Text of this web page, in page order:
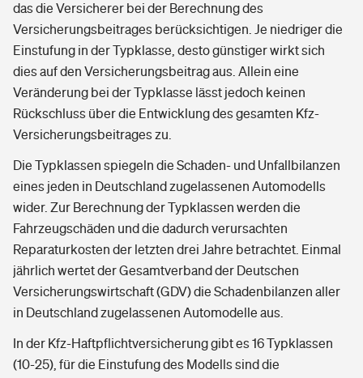
das die Versicherer bei der Berechnung des
Versicherungsbeitrages berücksichtigen. Je niedriger die
Einstufung in der Typklasse, desto günstiger wirkt sich
dies auf den Versicherungsbeitrag aus. Allein eine
Veränderung bei der Typklasse lässt jedoch keinen
Rückschluss über die Entwicklung des gesamten Kfz-
Versicherungsbeitrages zu.
Die Typklassen spiegeln die Schaden- und Unfallbilanzen
eines jeden in Deutschland zugelassenen Automodells
wider. Zur Berechnung der Typklassen werden die
Fahrzeugschäden und die dadurch verursachten
Reparaturkosten der letzten drei Jahre betrachtet. Einmal
jährlich wertet der Gesamtverband der Deutschen
Versicherungswirtschaft (GDV) die Schadenbilanzen aller
in Deutschland zugelassenen Automodelle aus.
In der Kfz-Haftpflichtversicherung gibt es 16 Typklassen
(10-25), für die Einstufung des Modells sind die